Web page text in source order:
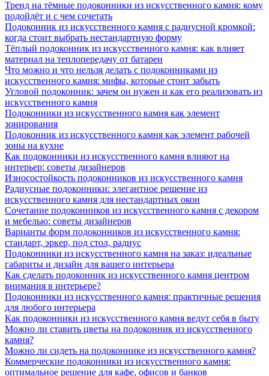
Тренд на тёмные подоконники из искусственного камня: кому
подойдёт и с чем сочетать
Подоконник из искусственного камня с радиусной кромкой:
когда стоит выбрать нестандартную форму
Тёплый подоконник из искусственного камня: как влияет
материал на теплопередачу от батареи
Что можно и что нельзя делать с подоконниками из
искусственного камня: мифы, которые стоит забыть
Угловой подоконник: зачем он нужен и как его реализовать из
искусственного камня
Подоконники из искусственного камня как элемент
зонирования
Подоконник из искусственного камня как элемент рабочей
зоны на кухне
Как подоконники из искусственного камня влияют на
интерьер: советы дизайнеров
Износостойкость подоконников из искусственного камня
Радиусные подоконники: элегантное решение из
искусственного камня для нестандартных окон
Сочетание подоконников из искусственного камня с декором
и мебелью: советы дизайнеров
Варианты форм подоконников из искусственного камня:
стандарт, эркер, под стол, радиус
Подоконники из искусственного камня на заказ: идеальные
габариты и дизайн для вашего интерьера
Как сделать подоконник из искусственного камня центром
внимания в интерьере?
Подоконники из искусственного камня: практичные решения
для любого интерьера
Как подоконники из искусственного камня ведут себя в быту
Можно ли ставить цветы на подоконник из искусственного
камня?
Можно ли сидеть на подоконнике из искусственного камня?
Коммерческие подоконники из искусственного камня:
оптимальное решение для кафе, офисов и банков